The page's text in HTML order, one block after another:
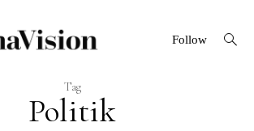
CANNAVISION
Follow
open
search
Tag
Politik